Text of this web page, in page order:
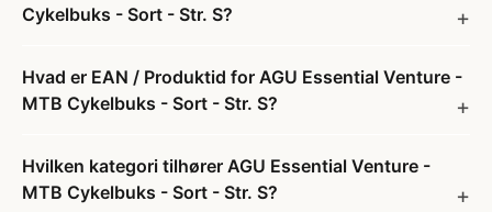
Cykelbuks - Sort - Str. S?
Hvad er EAN / Produktid for AGU Essential Venture -
MTB Cykelbuks - Sort - Str. S?
Hvilken kategori tilhører AGU Essential Venture -
MTB Cykelbuks - Sort - Str. S?